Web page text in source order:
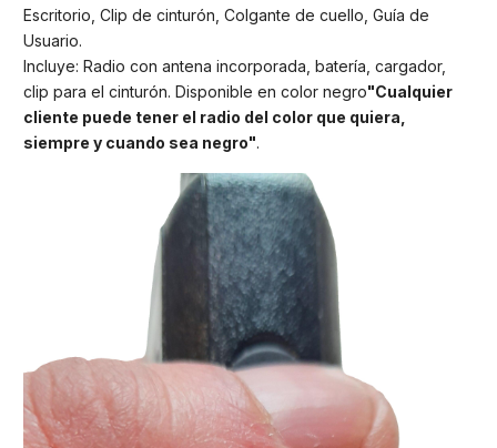
Escritorio, Clip de cinturón, Colgante de cuello, Guía de
Usuario.
Incluye: Radio con antena incorporada, batería, cargador,
clip para el cinturón. Disponible en color negro"Cualquier
cliente puede tener el radio del color que quiera,
siempre y cuando sea negro".